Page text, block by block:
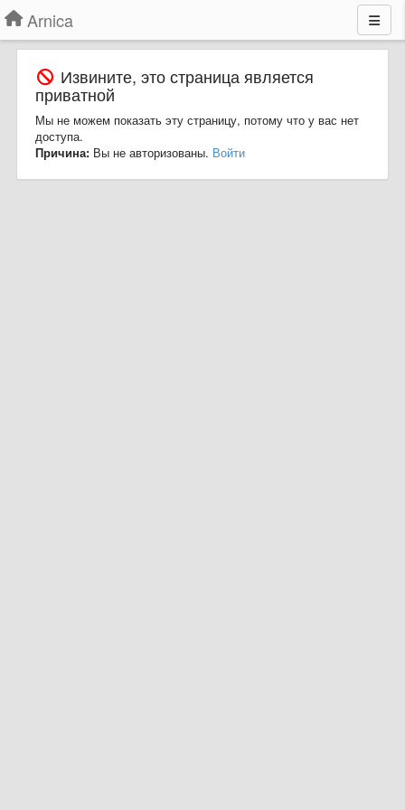
Arnica
Извините, это страница является
приватной
Мы не можем показать эту страницу, потому что у вас нет
доступа.
Причина: Вы не авторизованы. Войти